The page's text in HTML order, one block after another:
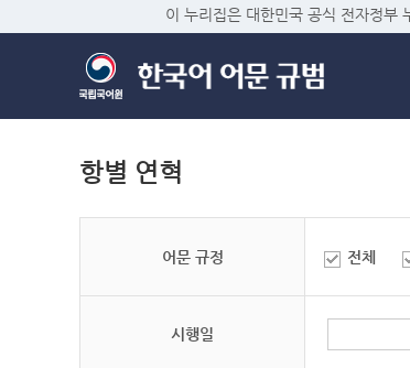
이 누리집은 대한민국 공식 전자정부
항별 연혁
어문 규정 전체
시행일